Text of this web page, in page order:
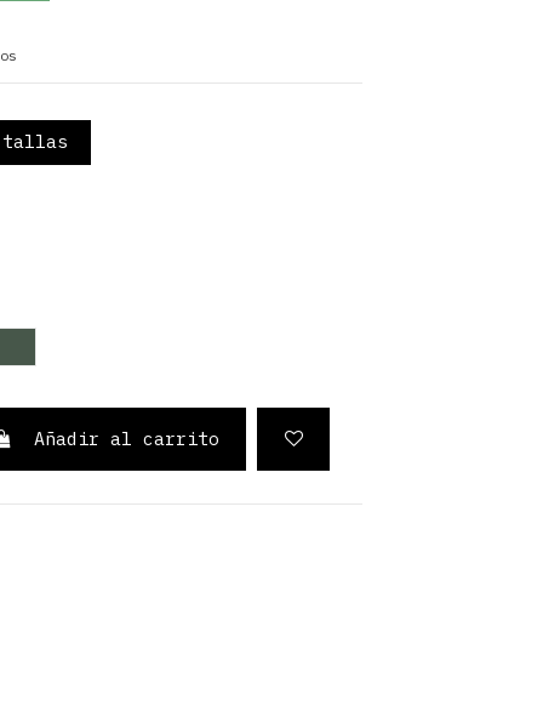
Añadir al carrito